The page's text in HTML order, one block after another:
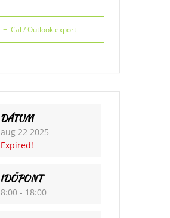
+ iCal / Outlook export
DÁTUM
aug 22 2025
Expired!
IDŐPONT
8:00 - 18:00